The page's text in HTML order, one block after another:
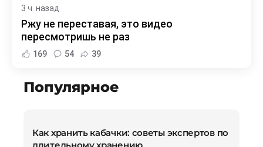
3 ч. назад
Ржу не переставая, это видео
пересмотришь не раз
169 54 39
Популярное
Как хранить кабачки: советы экспертов по